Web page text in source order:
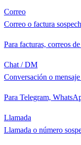
Correo
Correo o factura
Para facturas, correos
Chat / DM
Conversación o
Para Telegram,
Llamada
Llamada o número